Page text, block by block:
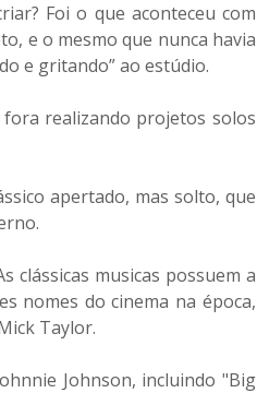
Foi o que aconteceu com
e o mesmo que nunca havia
e gritando” ao estúdio.
realizando projetos solos
apertado, mas solto, que
clássicas musicas possuem a
nomes do cinema na época,
Taylor.
Johnson, incluindo "Big